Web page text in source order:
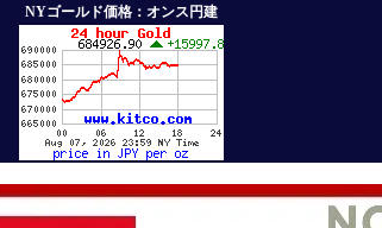
NYゴールド価格：オンス円建